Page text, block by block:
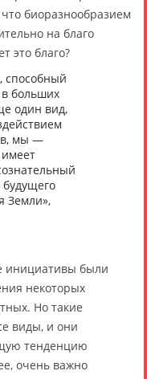
биоразнообразием
на благо
это благо?
больших
один вид,
мы —
Земли»,
инициативы были
некоторых
Но такие
виды, и они
тенденцию
очень важно